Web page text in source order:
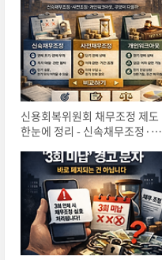
신용회복위원회 채무조정 제도
한눈에 정리 - 신속채무조정·사
다를까